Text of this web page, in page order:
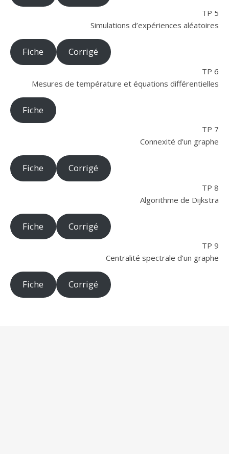
TP 5
Simulations d’expériences aléatoires
Fiche Corrigé
TP 6
Mesures de température et équations différentielles
Fiche
TP 7
Connexité d’un graphe
Fiche Corrigé
TP 8
Algorithme de Dijkstra
Fiche Corrigé
TP 9
Centralité spectrale d’un graphe
Fiche Corrigé